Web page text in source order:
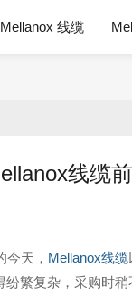
Mellanox 线缆
线缆
天， Mellanox线缆
纷繁复杂，采购时